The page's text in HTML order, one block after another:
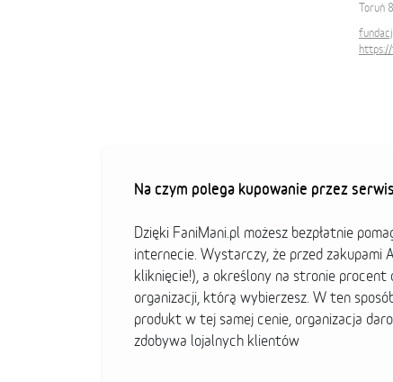
Toruń
Na czym polega kupowanie przez
Dzięki FaniMani.pl możesz bezpłatnie
internecie. Wystarczy, że przed zakupami
kliknięcie!), a określony na stronie
organizacji, którą wybierzesz. W ten
produkt w tej samej cenie, organizacja
zdobywa lojalnych klientów